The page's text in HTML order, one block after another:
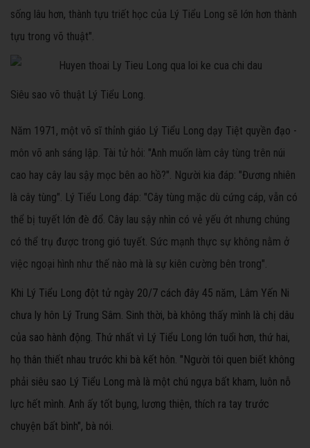
sống lâu hơn, thành tựu triết học của Lý Tiểu Long sẽ lớn hơn thành
tựu trong võ thuật".
Siêu sao võ thuật Lý Tiểu Long.
Năm 1971, một võ sĩ thỉnh giáo Lý Tiểu Long dạy Tiệt quyền đạo -
môn võ anh sáng lập. Tài tử hỏi: "Anh muốn làm cây tùng trên núi
cao hay cây lau sậy mọc bên ao hồ?". Người kia đáp: "Đương nhiên
là cây tùng". Lý Tiểu Long đáp: "Cây tùng mặc dù cứng cáp, vẫn có
thể bị tuyết lớn đè đổ. Cây lau sậy nhìn có vẻ yếu ớt nhưng chúng
có thể trụ được trong gió tuyết. Sức mạnh thực sự không nằm ở
việc ngoại hình như thế nào mà là sự kiên cường bên trong".
Khi Lý Tiểu Long đột tử ngày 20/7 cách đây 45 năm, Lâm Yến Ni
chưa ly hôn Lý Trung Sâm. Sinh thời, bà không thấy mình là chị dâu
của sao hành động. Thứ nhất vì Lý Tiểu Long lớn tuổi hơn, thứ hai,
họ thân thiết nhau trước khi bà kết hôn. "Người tôi quen biết không
phải siêu sao Lý Tiểu Long mà là một chú ngựa bất kham, luôn nỗ
lực hết mình. Anh ấy tốt bụng, lương thiện, thích ra tay trước
chuyện bất bình", bà nói.